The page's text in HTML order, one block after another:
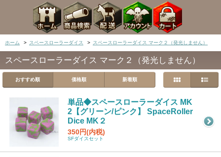
ホーム > スペースローラーダイス > スペースローラーダイス マーク２（発光しません）
スペースローラーダイス マーク２（発光しません）
おすすめ順 価格順 新着順
単品◆スペースローラーダイス MK
2【グリーン/ピンク】 SpaceRoller
Dice MK２
350円(内税)
SFダイスセット